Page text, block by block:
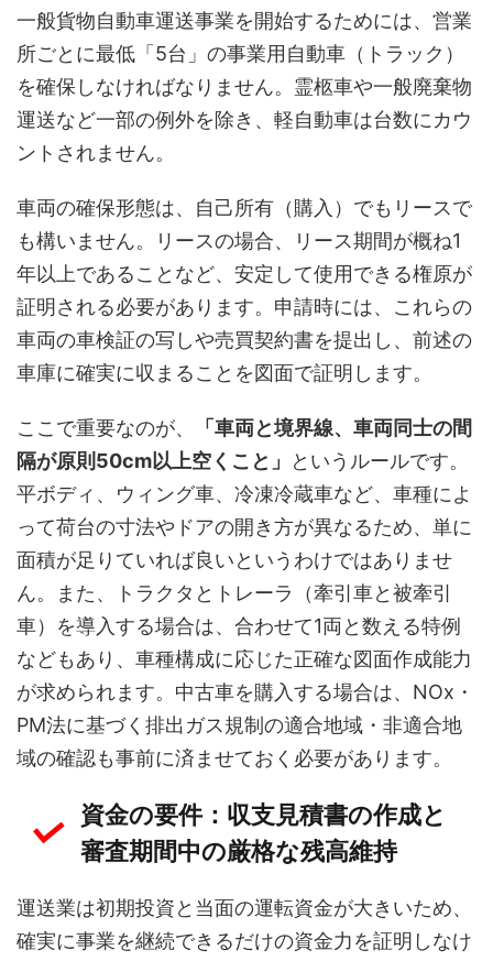
一般貨物自動車運送事業を開始するためには、営業
所ごとに最低「5台」の事業用自動車（トラック）
を確保しなければなりません。霊柩車や一般廃棄物
運送など一部の例外を除き、軽自動車は台数にカウ
ントされません。
車両の確保形態は、自己所有（購入）でもリースで
も構いません。リースの場合、リース期間が概ね1
年以上であることなど、安定して使用できる権原が
証明される必要があります。申請時には、これらの
車両の車検証の写しや売買契約書を提出し、前述の
車庫に確実に収まることを図面で証明します。
ここで重要なのが、
「車両と境界線、車両同士の間
隔が原則50cm以上空くこと」
というルールです。
平ボディ、ウィング車、冷凍冷蔵車など、車種によ
って荷台の寸法やドアの開き方が異なるため、単に
面積が足りていれば良いというわけではありませ
ん。また、トラクタとトレーラ（牽引車と被牽引
車）を導入する場合は、合わせて1両と数える特例
などもあり、車種構成に応じた正確な図面作成能力
が求められます。中古車を購入する場合は、NOx・
PM法に基づく排出ガス規制の適合地域・非適合地
域の確認も事前に済ませておく必要があります。
資金の要件：収支見積書の作成と
審査期間中の厳格な残高維持
運送業は初期投資と当面の運転資金が大きいため、
確実に事業を継続できるだけの資金力を証明しなけ